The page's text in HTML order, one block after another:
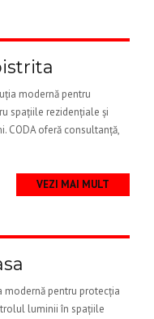
modernă pentru
spațiile rezidențiale și
CODA oferă consultanță,
VEZI MAI MULT
pentru protecția
luminii în spațiile